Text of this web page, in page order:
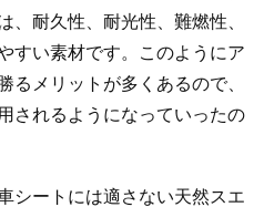
、耐久性、耐光性、難燃性、
すい素材です。このようにア
るメリットが多くあるので、
されるようになっていったの
シートには適さない天然スエ